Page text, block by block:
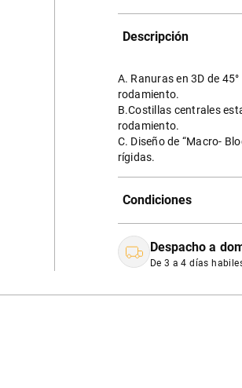
Descripción
A. Ranuras en 3D de
rodamiento.
B.Costillas centrales
rodamiento.
C. Diseño de “Macro-
rígidas.
Condiciones
Despacho a
De 3 a 4 días